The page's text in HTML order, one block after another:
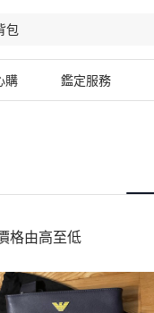
購 鑑定服務
格由高至低